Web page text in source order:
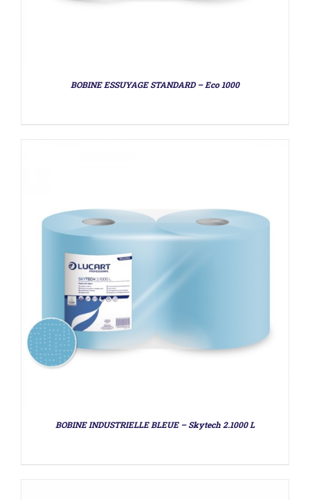
BOBINE ESSUYAGE STANDARD – Eco 1000
BOBINE INDUSTRIELLE BLEUE – Skytech 2.1000 L
DÉTAILS